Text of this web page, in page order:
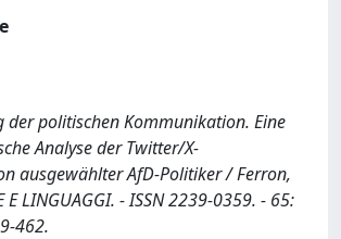
der politischen Kommunikation. Eine
Analyse der Twitter/X-
ausgewählter AfD-Politiker / Ferron,
E LINGUAGGI. - ISSN 2239-0359. - 65:
462.